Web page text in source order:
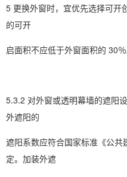
5 更换外窗时，宜优先选择可开
的可开
启面积不应低于外窗面积的 30％
5.3.2 对外窗或透明幕墙的遮阳
外遮阳的
遮阳系数应符合国家标准《公
定。加装外遮